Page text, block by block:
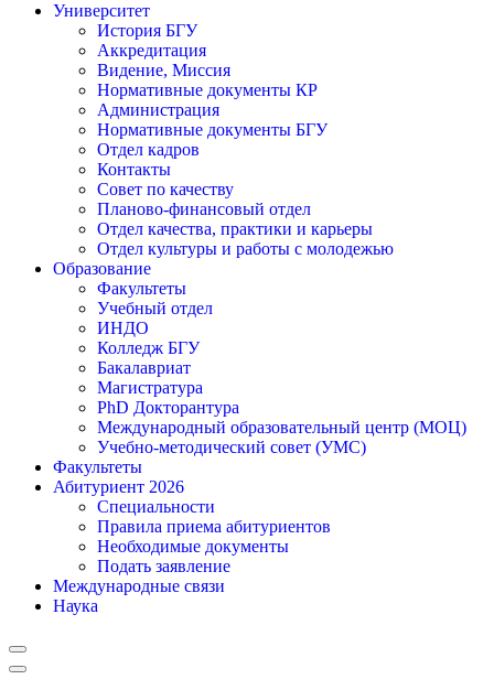
Университет
История БГУ
Аккредитация
Видение, Миссия
Нормативные документы КР
Администрация
Нормативные документы БГУ
Отдел кадров
Контакты
Совет по качеству
Планово-финансовый отдел
Отдел качества, практики и карьеры
Отдел культуры и работы с молодежью
Образование
Факультеты
Учебный отдел
ИНДО
Колледж БГУ
Бакалавриат
Магистратура
PhD Докторантура
Международный образовательный центр (МОЦ)
Учебно-методический совет (УМС)
Факультеты
Абитуриент 2026
Специальности
Правила приема абитуриентов
Необходимые документы
Подать заявление
Международные связи
Наука